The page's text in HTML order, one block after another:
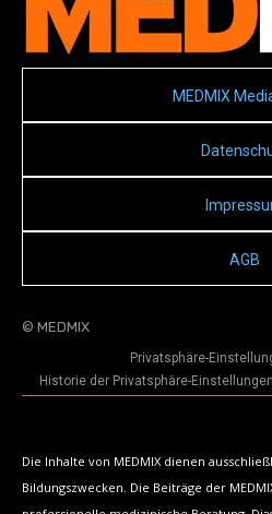
MEDMIX
AGB
© MEDMIX
Privatsphäre-
Historie der Privatsphäre-Einstellungen
Die Inhalte von MEDMIX dienen
Bildungszwecken. Die Beiträge der